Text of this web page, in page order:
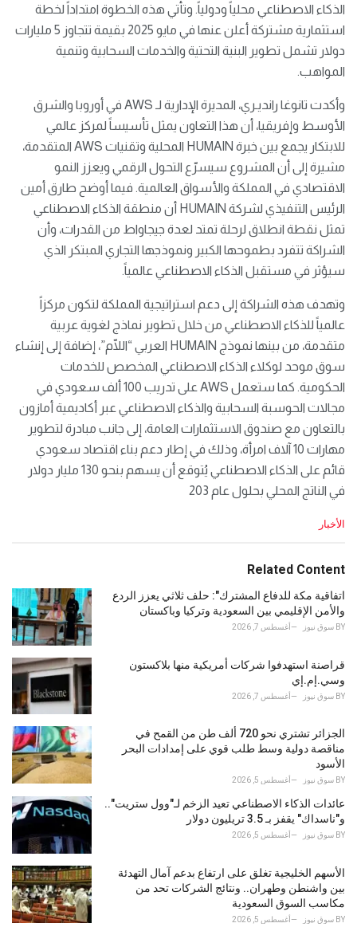
الذكاء الاصطناعي محلياً ودولياً. وتأتي هذه الخطوة امتداداً لخطة
استثمارية مشتركة أعلن عنها في مايو 2025 بقيمة تتجاوز 5 مليارات
دولار تشمل تطوير البنية التحتية والخدمات السحابية وتنمية
المواهب.
وأكدت تانوغا رانديـري، المديرة الإدارية لـ AWS في أوروبا والشرق
الأوسط وإفريقيا، أن هذا التعاون يمثل تأسيساً لمركز عالمي
للابتكار يجمع بين خبرة HUMAIN المحلية وتقنيات AWS المتقدمة،
مشيرة إلى أن المشروع سيسرّع التحول الرقمي ويعزز النمو
الاقتصادي في المملكة والأسواق العالمية. فيما أوضح طارق أمين
الرئيس التنفيذي لشركة HUMAIN أن منطقة الذكاء الاصطناعي
تمثل نقطة انطلاق لرحلة تمتد لعدة جيجاواط من القدرات، وأن
الشراكة تتفرد بطموحها الكبير ونموذجها التجاري المبتكر الذي
سيؤثر في مستقبل الذكاء الاصطناعي عالمياً.
وتهدف هذه الشراكة إلى دعم استراتيجية المملكة لتكون مركزاً
عالمياً للذكاء الاصطناعي من خلال تطوير نماذج لغوية عربية
متقدمة، من بينها نموذج HUMAIN العربي “اللّام”، إضافة إلى إنشاء
سوق موحد لوكلاء الذكاء الاصطناعي المخصص للخدمات
الحكومية. كما ستعمل AWS على تدريب 100 ألف سعودي في
مجالات الحوسبة السحابية والذكاء الاصطناعي عبر أكاديمية أمازون
بالتعاون مع صندوق الاستثمارات العامة، إلى جانب مبادرة لتطوير
مهارات 10 آلاف امرأة، وذلك في إطار دعم بناء اقتصاد سعودي
قائم على الذكاء الاصطناعي يُتوقع أن يسهم بنحو 130 مليار دولار
في الناتج المحلي بحلول عام 203
C
e
o
r
i
:
الأخبار
Related Content
اتفاقية مكة للدفاع المشترك": حلف ثلاثي يعزز الردع
والأمن الإقليمي بين السعودية وتركيا وباكستان
BY سوق نيوز أغسطس 7, 2026
قراصنة استهدفوا شركات أمريكية منها بلاكستون
وسي.إم.إي
BY سوق نيوز أغسطس 7, 2026
الجزائر تشتري نحو 720 ألف طن من القمح في
مناقصة دولية وسط طلب قوي على إمدادات البحر
الأسود
BY سوق نيوز أغسطس 5, 2026
عائدات الذكاء الاصطناعي تعيد الزخم لـ"وول ستريت"..
و"ناسداك" يقفز بـ 3.5 تريليون دولار
BY سوق نيوز أغسطس 5, 2026
الأسهم الخليجية تغلق على ارتفاع بدعم آمال التهدئة
بين واشنطن وطهران.. ونتائج الشركات تحد من
مكاسب السوق السعودية
BY سوق نيوز أغسطس 5, 2026